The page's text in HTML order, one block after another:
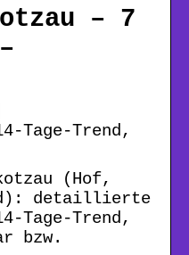
– 7
Tage-Trend,
(Hof,
detaillierte
Tage-Trend,
bzw.